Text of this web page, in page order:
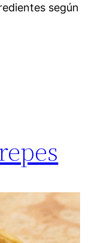
según